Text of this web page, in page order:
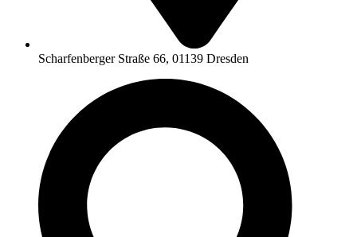
Scharfenberger Straße 66, 01139 Dresden